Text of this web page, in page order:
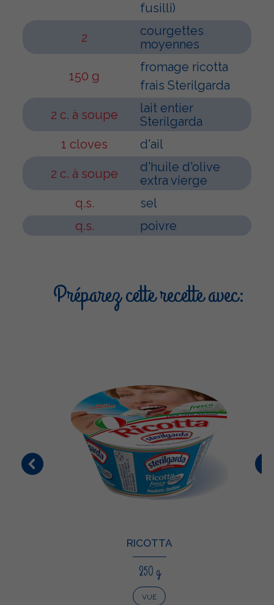
fusilli)
2
courgettes
moyennes
150 g
fromage ricotta
frais Sterilgarda
2 c. à soupe
lait entier
Sterilgarda
1 cloves
d'ail
2 c. à soupe
d'huile d'olive
extra vierge
q.s.
sel
q.s.
poivre
Préparez cette recette avec:
RICOTTA
250 g
VUE